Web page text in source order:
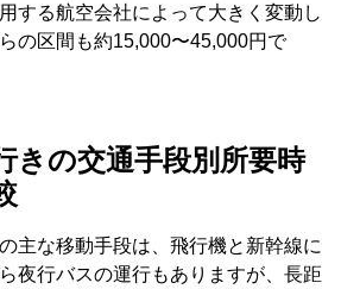
する航空会社によって大きく変動し
の区間も約15,000〜45,000円で
きの交通手段別所要時
主な移動手段は、飛行機と新幹線に
夜行バスの運行もありますが、長距